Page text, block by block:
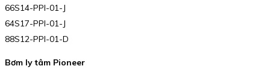
66S14-PPI-01-J
64S17-PPI-01-J
88S12-PPI-01-D
Bơm ly tâm Pioneer